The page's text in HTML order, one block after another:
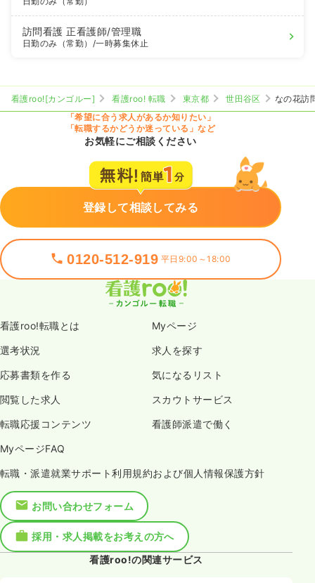
訪問看護正看護師/管理職
日勤のみ（常勤） /一時募集休止
看護roo![カンゴルー] 看護roo! 転職 東京都 世田谷区
なの花訪
「希望に合う求人があるか知りたい」
「転職するかどうか迷っている」など
お気軽にご相談ください
登録して相談してみる
0120-512-919 平日9:00～18:00
看護roo!転職とは Myページ
選考状況 求人を探す
応募書類を作る 気になるリスト
閲覧した求人 スカウトサービス
転職応援コンテンツ 看護師派遣で働く
MyページFAQ
転職・派遣就業サポート利用規約および個人情報保護方針
お問い合わせフォーム
採用・求人掲載をお考えの方へ
看護roo!の関連サービス